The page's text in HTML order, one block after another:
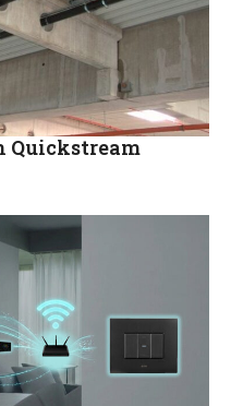
Quickstream